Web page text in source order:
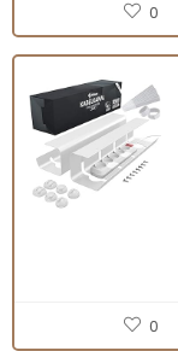
0
0